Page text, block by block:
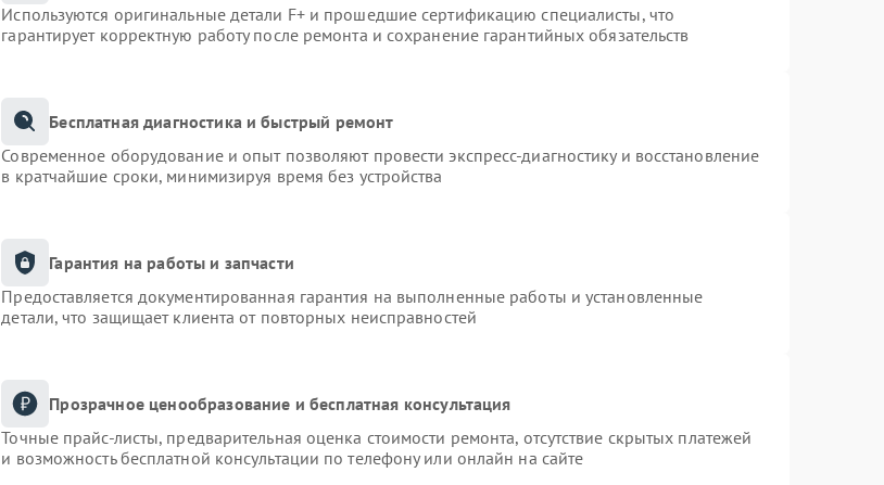
Используются оригинальные детали F+ и прошедшие сертификацию специалисты, что
гарантирует корректную работу после ремонта и сохранение гарантийных обязательств
Бесплатная диагностика и быстрый ремонт
Современное оборудование и опыт позволяют провести экспресс-диагностику и восстановление
в кратчайшие сроки, минимизируя время без устройства
Гарантия на работы и запчасти
Предоставляется документированная гарантия на выполненные работы и установленные
детали, что защищает клиента от повторных неисправностей
Прозрачное ценообразование и бесплатная консультация
Точные прайс-листы, предварительная оценка стоимости ремонта, отсутствие скрытых платежей
и возможность бесплатной консультации по телефону или онлайн на сайте